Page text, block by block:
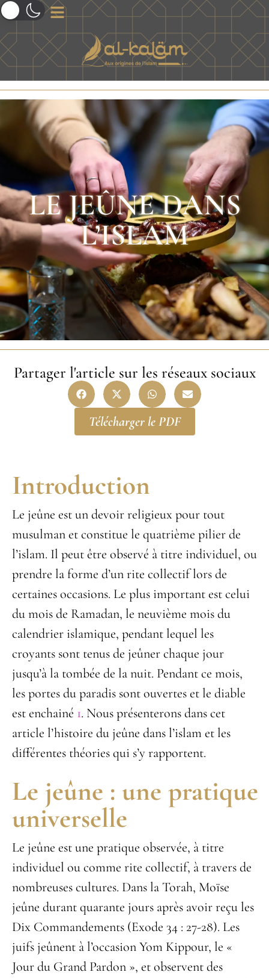
LE JEÛNE DANS
L’ISLAM
Partager l'article sur les réseaux sociaux
Télécharger le PDF
Introduction
Le jeûne est un devoir religieux pour tout
musulman et constitue le quatrième pilier de
l’islam. Il peut être observé à titre individuel, ou
prendre la forme d’un rite collectif lors de
certaines occasions. Le plus important est celui
du mois de Ramadan, le neuvième mois du
calendrier islamique, pendant lequel les
croyants sont tenus de jeûner chaque jour
jusqu’à la tombée de la nuit. Pendant ce mois,
les portes du paradis sont ouvertes et le diable
est enchainé 1. Nous présenterons dans cet
article l’histoire du jeûne dans l’islam et les
différentes théories qui s’y rapportent.
Le jeûne : une pratique
universelle
Le jeûne est une pratique observée, à titre
individuel ou comme rite collectif, à travers de
nombreuses cultures. Dans la Torah, Moïse
jeûne durant quarante jours après avoir reçu les
Dix Commandements (Exode 34 : 27-28). Les
juifs jeûnent à l’occasion Yom Kippour, le «
Jour du Grand Pardon », et observent des